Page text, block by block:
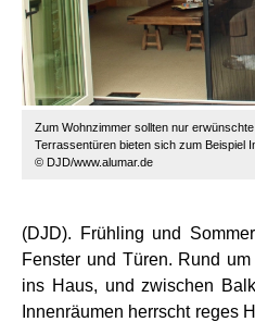
Zum Wohnzimmer sollten nur
Terrassentüren bieten sich zum Beispiel
© DJD/www.alumar.de
(DJD). Frühling und
Fenster und Türen. Rund
ins Haus, und zwischen
Innenräumen herrscht reges